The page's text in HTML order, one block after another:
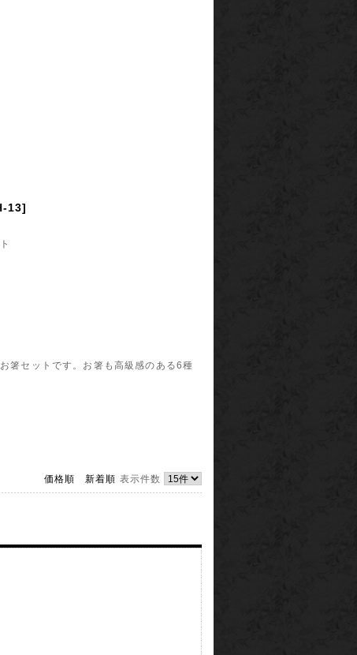
13]
箸セットです。お箸も高級感のある6種
価格順 新着順 表示件数